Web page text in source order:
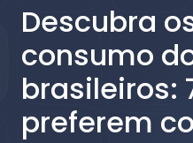
Descubra
consumo
brasileiros:
preferem